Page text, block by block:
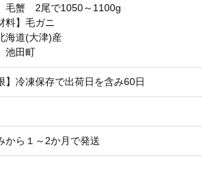
毛蟹 2尾で1050～1100g
料】毛ガニ
海道(大津)産
池田町
】冷凍保存で出荷日を含み60日
から１～2か月で発送